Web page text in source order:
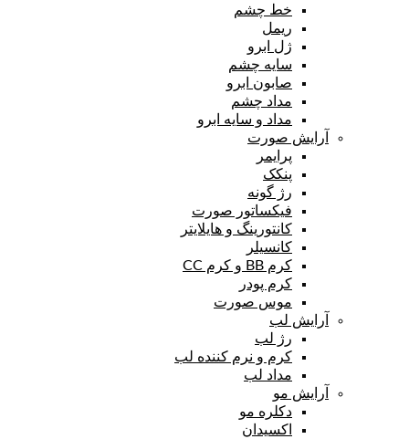
خط چشم
ریمل
ژل ابرو
سایه چشم
صابون ابرو
مداد چشم
مداد و سایه ابرو
آرایش صورت
پرایمر
پنکک
رژ گونه
فیکساتور صورت
کانتورینگ و هایلایتر
کانسیلر
کرم BB و کرم CC
کرم پودر
موس صورت
آرایش لب
رژ لب
کرم و نرم کننده لب
مداد لب
آرایش مو
دکلره مو
اکسیدان